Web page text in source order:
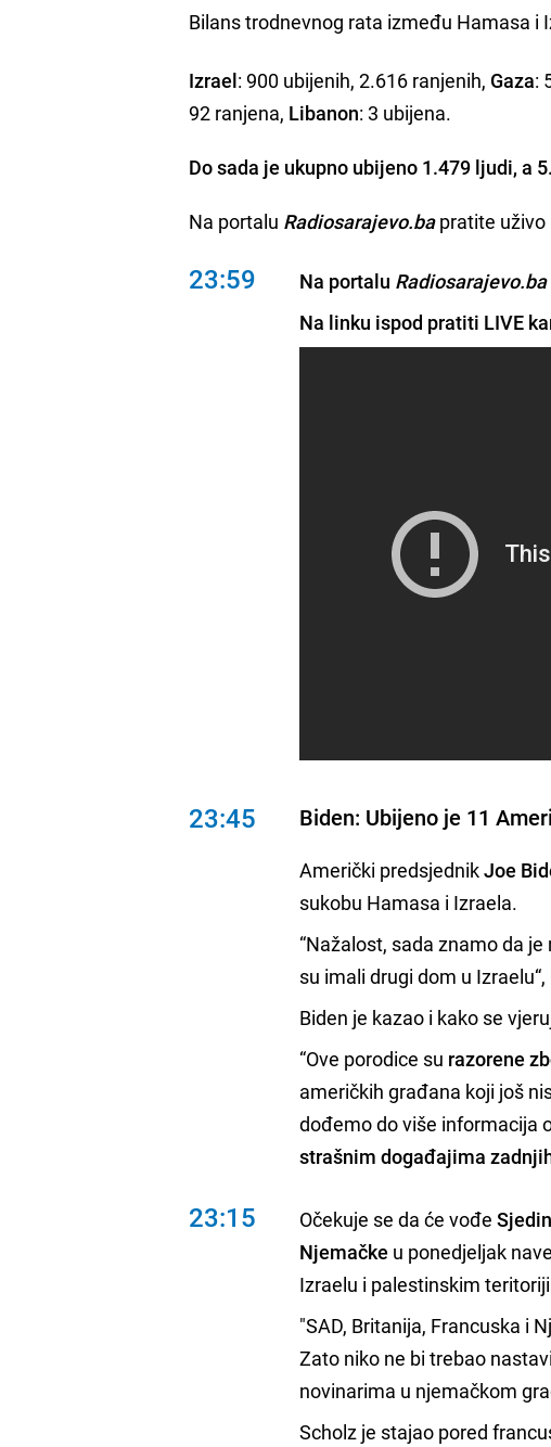
Bilans trodnevnog rata između Hamasa i
Izrael: 900 ubijenih, 2.616 ranjenih, Gaza:
92 ranjena, Libanon: 3 ubijena.
Do sada je ukupno ubijeno 1.479 ljudi, a
Na portalu Radiosarajevo.bapratite uživo
23:59 Na portalu Radiosarajevo.ba
Na linku ispod pratiti LIVE
23:45 Biden: Ubijeno je 11
Američki predsjednikJoe
sukobu Hamasa i Izraela.
“Nažalost, sada znamo da
su imali drugi dom u
Biden je kazao i kako se
“Ove porodice su razorene
američkih građana koji još
dođemo do više informacija
strašnim događajima
23:15 Očekuje se da će vođe
Njemačke u ponedjeljak
Izraelu i palestinskim
"SAD, Britanija, Francuska i
Zato niko ne bi trebao
novinarima u njemačkom
Scholz je stajao pored